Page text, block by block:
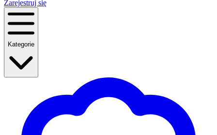
Zarejestruj się
Kategorie